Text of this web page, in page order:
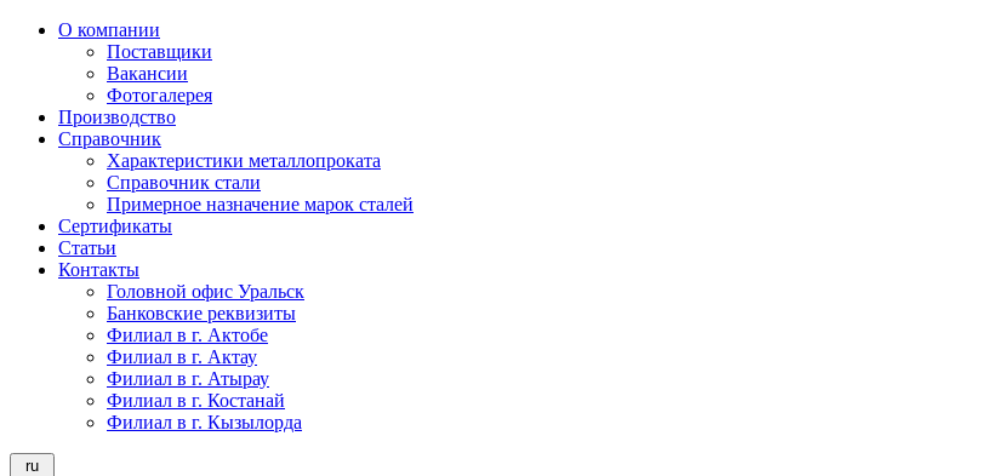
О компании
Поставщики
Вакансии
Фотогалерея
Производство
Справочник
Характеристики металлопроката
Справочник стали
Примерное назначение марок сталей
Сертификаты
Статьи
Контакты
Головной офис Уральск
Банковские реквизиты
Филиал в г. Актобе
Филиал в г. Актау
Филиал в г. Атырау
Филиал в г. Костанай
Филиал в г. Кызылорда
ru